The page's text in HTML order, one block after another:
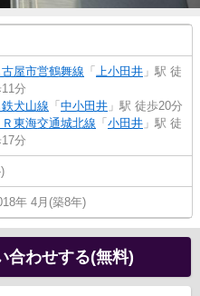
屋市営鶴舞線 「 上小田井 」駅 徒
分
犬山線 「 中小田井 」駅 徒歩20分
Ｒ東海交通城北線 「 小田井 」駅 徒
分
年 4月(築8年)
合わせする(無料)